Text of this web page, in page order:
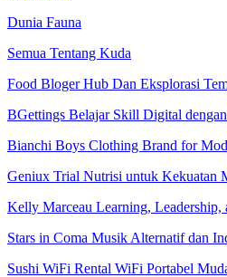
Dunia Fauna
Semua Tentang Kuda
Food Bloger Hub Dan Eksplorasi
BGettings Belajar Skill Digital
Bianchi Boys Clothing Brand for
Geniux Trial Nutrisi untuk Kekuatan
Kelly Marceau Learning, Leadership,
Stars in Coma Musik Alternatif dan
Sushi WiFi Rental WiFi Portabel